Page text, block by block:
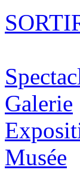
Galerie
Musée